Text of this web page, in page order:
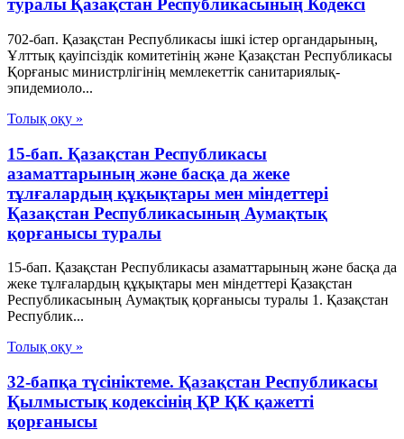
туралы Қазақстан Республикасының Кодексі
702-бап. Қазақстан Республикасы ішкі істер органдарының,
Ұлттық қауiпсiздiк комитетiнiң және Қазақстан Республикасы
Қорғаныс министрлiгiнiң мемлекеттік санитариялық-
эпидемиоло...
Толық оқу »
15-бап. Қазақстан Республикасы
азаматтарының және басқа да жеке
тұлғалардың құқықтары мен міндеттері
Қазақстан Республикасының Аумақтық
қорғанысы туралы
15-бап. Қазақстан Республикасы азаматтарының және басқа да
жеке тұлғалардың құқықтары мен міндеттері Қазақстан
Республикасының Аумақтық қорғанысы туралы 1. Қазақстан
Республик...
Толық оқу »
32-бапқа түсініктеме. Қазақстан Республикасы
Қылмыстық кодексінің ҚР ҚК қажетті
қорғанысы